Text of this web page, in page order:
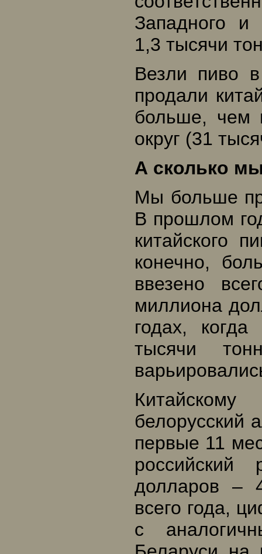
Западного и
1,3 тысячи
Везли пиво
продали
больше, чем
округ (31
А сколько
Мы больше
В прошлом
китайского
конечно,
ввезено
миллиона
годах,
тысячи
белорусский
первые 11
долларов –
всего года,
с